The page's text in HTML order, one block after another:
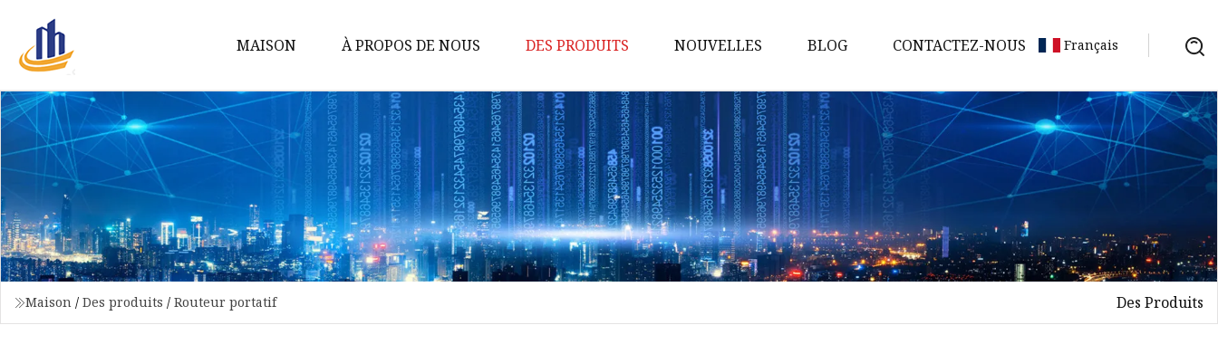
MAISON À PROPOS DE NOUS DES PRODUITS
Routeur de banque
d'alimentation 4G
CPE 4G
Routeur 4G
Routeur de poche 4G
Routeur portatif
NOUVELLES BLOG CONTACTEZ-NOUS Français
Maison / Des produits / Routeur portatif Des Produits